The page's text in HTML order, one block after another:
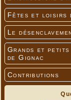
Fêtes et loisirs
Le
Grands et petits
de Gignac
Contributions